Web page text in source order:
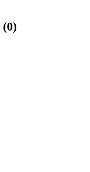
(0)